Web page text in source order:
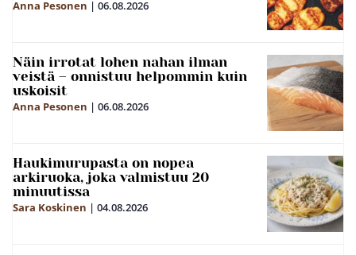
Anna Pesonen | 06.08.2026
Näin irrotat lohen nahan ilman
veistä – onnistuu helpommin kuin
uskoisit
Anna Pesonen | 06.08.2026
Haukimurupasta on nopea
arkiruoka, joka valmistuu 20
minuutissa
Sara Koskinen | 04.08.2026